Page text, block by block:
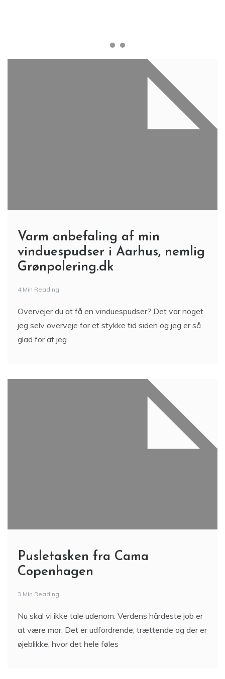
Varm anbefaling af min
vinduespudser i Aarhus, nemlig
Grønpolering.dk
4 Min Reading
Overvejer du at få en vinduespudser? Det var noget
jeg selv overveje for et stykke tid siden og jeg er så
glad for at jeg
Pusletasken fra Cama
Copenhagen
3 Min Reading
Nu skal vi ikke tale udenom: Verdens hårdeste job er
at være mor. Det er udfordrende, trættende og der er
øjeblikke, hvor det hele føles